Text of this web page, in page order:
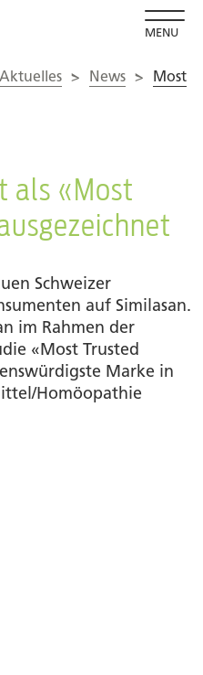
MENU
Aktuelles > News >
Most
als «Most
Schweizer
auf Similasan.
im Rahmen der
«Most Trusted
Marke in
Homöopathie